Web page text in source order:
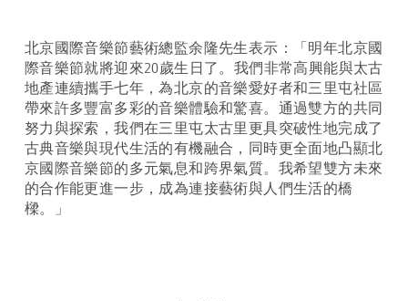
北京國際音樂節藝術總監余隆先生表示：「明年北京國
際音樂節就將迎來20歲生日了。我們非常高興能與太古
地產連續攜手七年，為北京的音樂愛好者和三里屯社區
帶來許多豐富多彩的音樂體驗和驚喜。通過雙方的共同
努力與探索，我們在三里屯太古里更具突破性地完成了
古典音樂與現代生活的有機融合，同時更全面地凸顯北
京國際音樂節的多元氣息和跨界氣質。我希望雙方未來
的合作能更進一步，成為連接藝術與人們生活的橋
樑。」